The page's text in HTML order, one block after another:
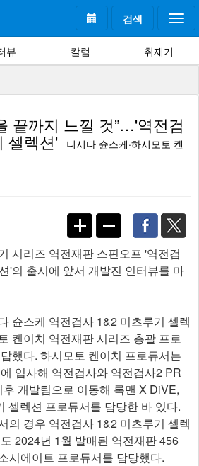
검색
뷰 칼럼 취재기
끝까지 느낄 것”…'역전검
셀렉션'
니시다 슌스케·하시모토 켄
시리즈 역전재판 스핀오프 '역전검
'의 출시에 앞서 개발진 인터뷰를 마
슌스케 역전검사 1&2 미츠루기 셀렉
켄이치 역전재판 시리즈 총괄 프로
했다. 하시모토 켄이치 프로듀서는
입사해 역전검사와 역전검사2 PR
개발팀으로 이동해 록맨 X DiVE,
셀렉션 프로듀서를 담당한 바 있다.
의 경우 역전검사 1&2 미츠루기 셀렉
2024년 1월 발매된 역전재판 456
시에이트 프로듀서를 담당했다.